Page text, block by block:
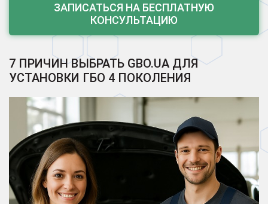
ЗАПИСАТЬСЯ НА БЕСПЛАТНУЮ
КОНСУЛЬТАЦИЮ
7 ПРИЧИН ВЫБРАТЬ GBO.UA ДЛЯ
УСТАНОВКИ ГБО 4 ПОКОЛЕНИЯ